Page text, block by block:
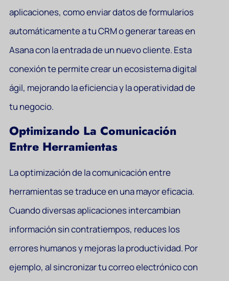
aplicaciones, como enviar datos de formularios
automáticamente a tu CRM o generar tareas en
Asana con la entrada de un nuevo cliente. Esta
conexión te permite crear un ecosistema digital
ágil, mejorando la eficiencia y la operatividad de
tu negocio.
Optimizando La Comunicación
Entre Herramientas
La optimización de la comunicación entre
herramientas se traduce en una mayor eficacia.
Cuando diversas aplicaciones intercambian
información sin contratiempos, reduces los
errores humanos y mejoras la productividad. Por
ejemplo, al sincronizar tu correo electrónico con